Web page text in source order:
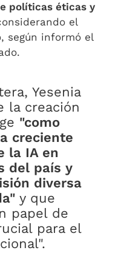
políticas éticas y
el
según informó el
Yesenia
la creación
"como
creciente
la IA en
del país y
diversa
y que
papel de
para el